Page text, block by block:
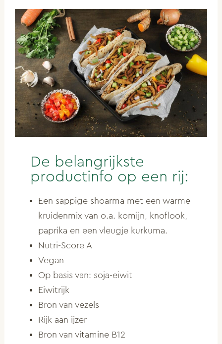
De belangrijkste
productinfo op een rij:
Een sappige shoarma met een warme
kruidenmix van o.a. komijn, knoflook,
paprika en een vleugje kurkuma.
Nutri-Score A
Vegan
Op basis van: soja-eiwit
Eiwitrijk
Bron van vezels
Rijk aan ijzer
Bron van vitamine B12